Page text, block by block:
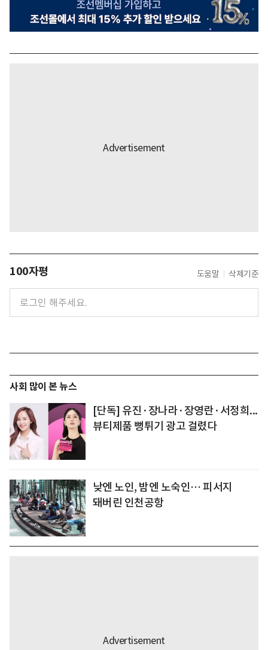
100자평 도움말 삭제기준
사회 많이 본 뉴스
[단독] 유진·장나라·장영란·서정희...
뷰티제품 뻥튀기 광고 걸렸다
낮엔 노인, 밤엔 노숙인… 피서지
돼버린 인천공항